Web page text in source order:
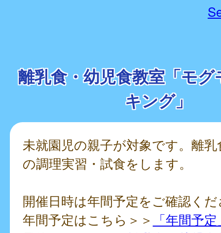
離乳食・幼児食教室「モ
キング」
未就園児の親子が対象です。離
の調理実習・試食をします。
開催日時は年間予定をご確認く
年間予定はこちら＞＞ 「年間予